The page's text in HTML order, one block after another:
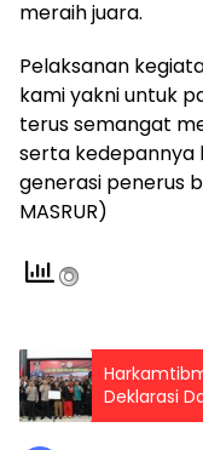
meraih juara.
Pelaksanan
kami yakni untuk
terus semangat
serta kedepannya
generasi penerus
MASRUR)
Deklarasi
Bumi